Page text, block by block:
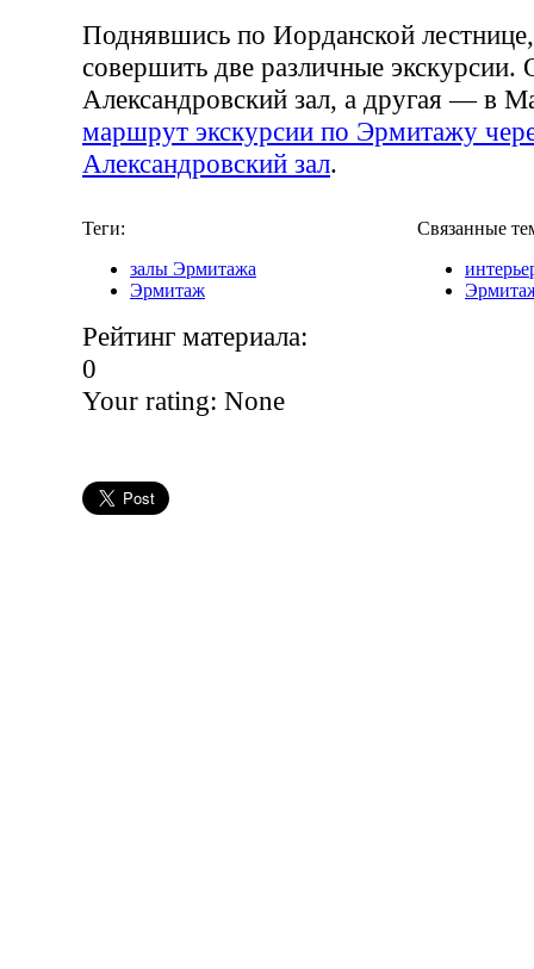
Поднявшись по Иорданской
совершить две различные экскурсии.
Александровский зал, а другая — в
маршрут экскурсии по Эрмитажу
Александровский зал.
Теги:
залы Эрмитажа
Эрмитаж
Связанные
Рейтинг материала:
0
Your rating: None